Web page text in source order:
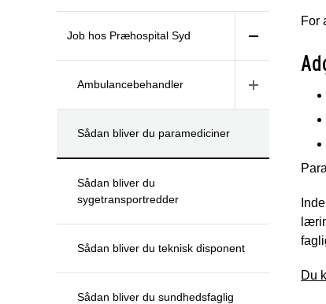
Job hos Præhospital Syd
Ambulancebehandler
Sådan bliver du paramediciner
Sådan bliver du
sygetransportredder
Sådan bliver du teknisk disponent
Sådan bliver du sundhedsfaglig
For
Du